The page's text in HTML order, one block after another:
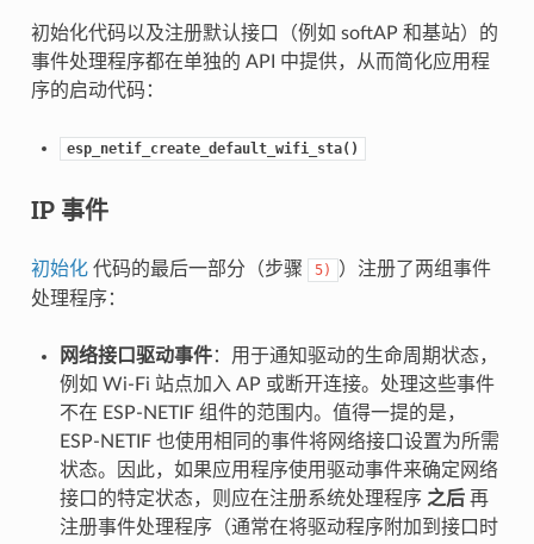
初始化代码以及注册默认接口（例如 softAP 和基站）的
事件处理程序都在单独的 API 中提供，从而简化应用程
序的启动代码：
esp_netif_create_default_wifi_sta()
IP 事件
初始化代码的最后一部分（步骤 5)
）注册了两组事件
处理程序：
网络接口驱动事件：用于通知驱动的生命周期状态，
例如 Wi-Fi 站点加入 AP 或断开连接。处理这些事件
不在 ESP-NETIF 组件的范围内。值得一提的是，
ESP-NETIF 也使用相同的事件将网络接口设置为所需
状态。因此，如果应用程序使用驱动事件来确定网络
接口的特定状态，则应在注册系统处理程序 之后再
注册事件处理程序（通常在将驱动程序附加到接口时